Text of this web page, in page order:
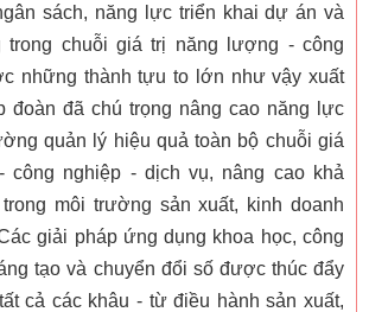
sách, năng lực triển khai dự án và
trong chuỗi giá trị năng lượng - công
những thành tựu to lớn như vậy xuất
đoàn đã chú trọng nâng cao năng lực
quản lý hiệu quả toàn bộ chuỗi giá
công nghiệp - dịch vụ, nâng cao khả
môi trường sản xuất, kinh doanh
giải pháp ứng dụng khoa học, công
tạo và chuyển đổi số được thúc đẩy
cả các khâu - từ điều hành sản xuất,